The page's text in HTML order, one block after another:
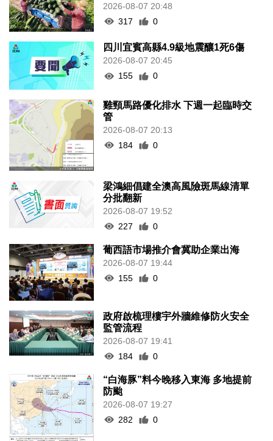
2026-08-07 20:48
317
0
四川宜賓高縣4.9級地震釀1死6傷
2026-08-07 20:45
155
0
雞頸馬路優化排水 下週一起臨時交
管
2026-08-07 20:13
184
0
梁鴻細倡建全澳高風險斑馬線清單
分批翻新
2026-08-07 19:52
227
0
葡西語市場推介會冀助企業出海
2026-08-07 19:44
155
0
政府啟梳理樓宇外牆維修防火安全
監管流程
2026-08-07 19:41
184
0
“白海豚”料今晚移入東海 多地提前
防颱
2026-08-07 19:27
282
0